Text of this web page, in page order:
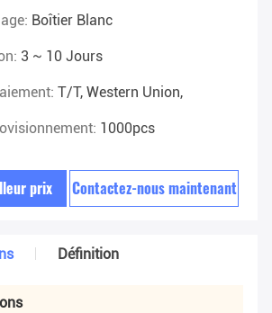
Boîtier Blanc
3 ~ 10 Jours
T/T, Western Union,
1000pcs
prix Contactez-nous maintenant
Définition